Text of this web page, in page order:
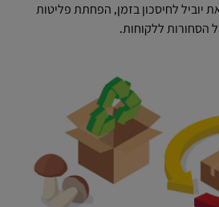
יוביל לחיסכון בזמן, הפחתת פליטות
הסחורות ללקוחות.